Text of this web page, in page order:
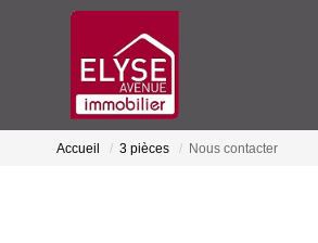
Accueil 3 pièces Nous contacter